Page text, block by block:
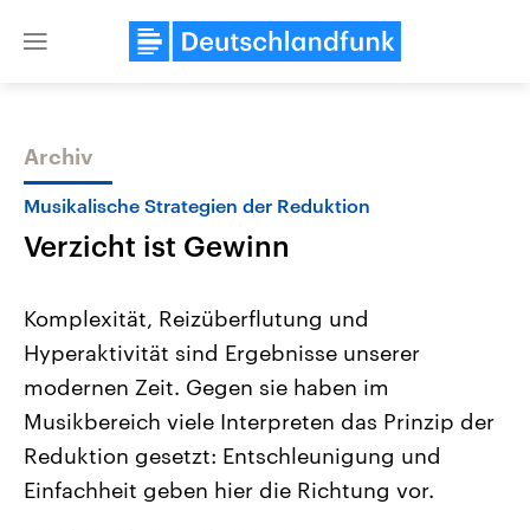
Close
Themen
Landtagswahl Sachsen-Anhalt
2026
Alle Informationen
Sachsen-Anhalt wählt am 6.
September 2026 einen neuen
Landtag. Seit 2021 wird das
Bundesland von einer Koalition aus
USA
Aktuelle Beiträge,
Hintergründe
Wirtschaftlich und
gehören die Vereinigten
den mächtigsten Ländern
Archiv
Musikalische Strategien der Reduktion
Verzicht ist Gewinn
Komplexität, Reizüberflutung und
Hyperaktivität sind Ergebnisse unserer
modernen Zeit. Gegen sie haben im
Musikbereich viele Interpreten das Prinzip der
Reduktion gesetzt: Entschleunigung und
Einfachheit geben hier die Richtung vor.